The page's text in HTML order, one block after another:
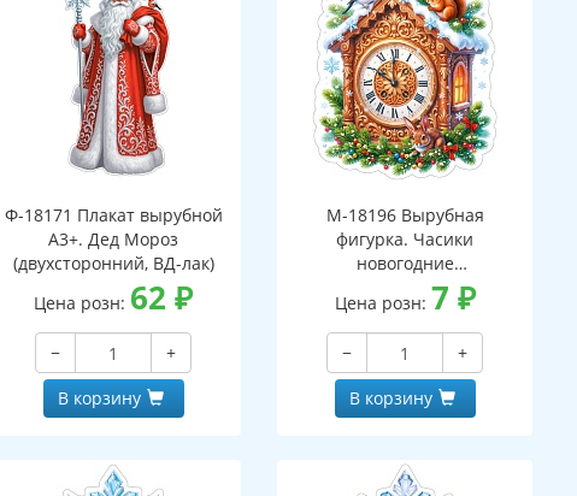
Ф-18171 Плакат вырубной
А3+. Дед Мороз
(двухсторонний, ВД-лак)
Цена розн: 62₽
−
+
В корзину
М-18196 Вырубная
фигурка. Часики
новогодние
(двухсторонняя, ВД-лак)
Цена розн: 7 ₽
−
+
В корзину